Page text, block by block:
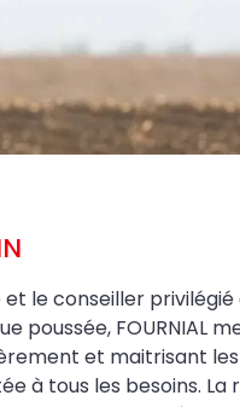
et le conseiller
poussée, FOURNIAL
et maitrisant
à tous les besoins. La